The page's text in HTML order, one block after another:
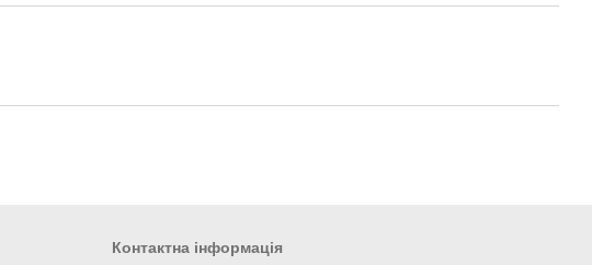
Контактна інформація